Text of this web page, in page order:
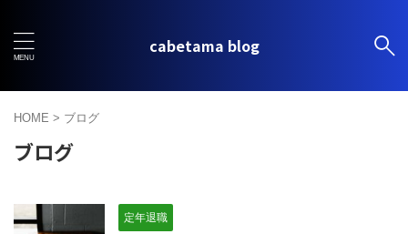
cabetama blog
HOME > ブログ
ブログ
定年退職